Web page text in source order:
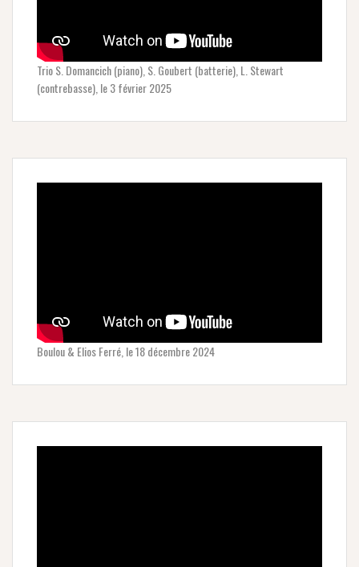
Trio S. Domancich (piano), S. Goubert (batterie), L. Stewart
(contrebasse), le 3 février 2025
Boulou & Elios Ferré, le 18 décembre 2024